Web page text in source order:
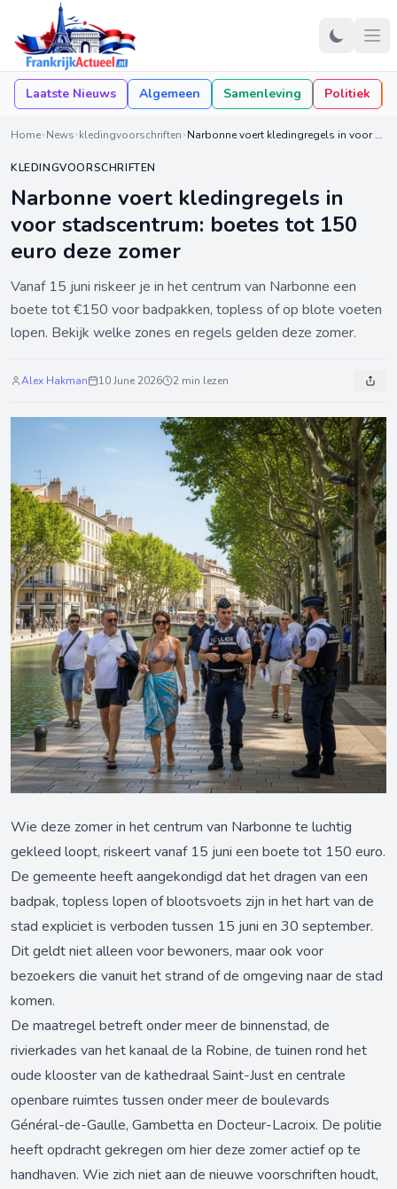
Laatste Nieuws Algemeen Samenleving Politiek
Home News kledingvoorschriften Narbonne voert kledingregels in voor stadscentrum: boetes tot 150 euro deze zomer
KLEDINGVOORSCHRIFTEN
Narbonne voert kledingregels in
voor stadscentrum: boetes tot 150
euro deze zomer
Vanaf 15 juni riskeer je in het centrum van Narbonne een
boete tot €150 voor badpakken, topless of op blote voeten
lopen. Bekijk welke zones en regels gelden deze zomer.
Alex Hakman 10 June 2026 2 min lezen
Wie deze zomer in het centrum van Narbonne te luchtig
gekleed loopt, riskeert vanaf 15 juni een boete tot 150 euro.
De gemeente heeft aangekondigd dat het dragen van een
badpak, topless lopen of blootsvoets zijn in het hart van de
stad expliciet is verboden tussen 15 juni en 30 september.
Dit geldt niet alleen voor bewoners, maar ook voor
bezoekers die vanuit het strand of de omgeving naar de stad
komen.
De maatregel betreft onder meer de binnenstad, de
rivierkades van het kanaal de la Robine, de tuinen rond het
oude klooster van de kathedraal Saint-Just en centrale
openbare ruimtes tussen onder meer de boulevards
Général-de-Gaulle, Gambetta en Docteur-Lacroix. De politie
heeft opdracht gekregen om hier deze zomer actief op te
handhaven. Wie zich niet aan de nieuwe voorschriften houdt,